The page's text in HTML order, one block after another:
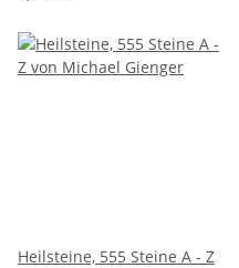
Heilsteine, 555 Steine A - Z